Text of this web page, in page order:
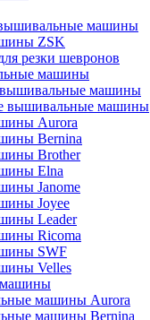
машины
ZSK
резки шевронов
машины
машины
вышивальные машины
Aurora
Bernina
Brother
Elna
Janome
Joyee
Leader
Ricoma
SWF
Velles
машины Aurora
машины Bernina